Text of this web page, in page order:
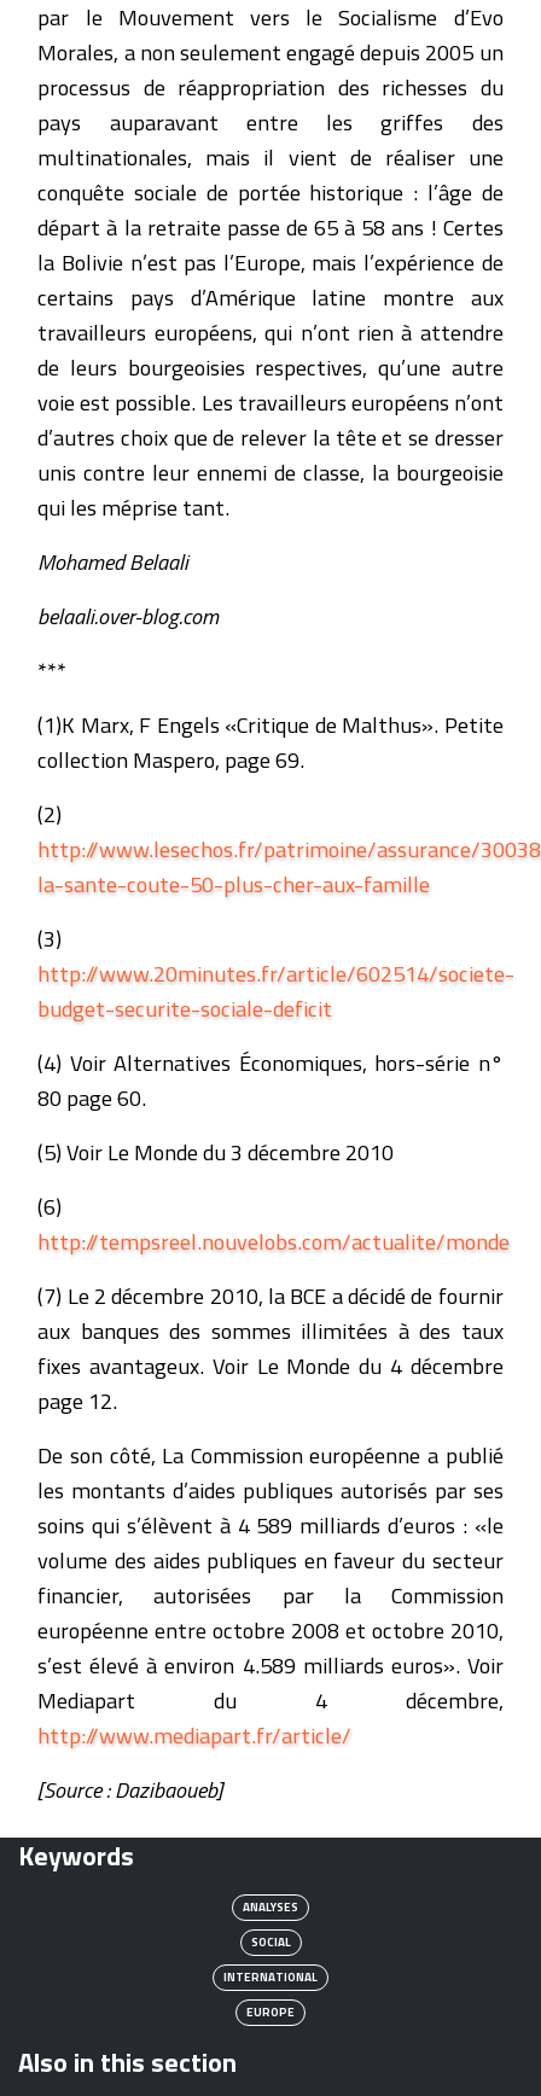
par le Mouvement vers le Socialisme d’Evo
Morales, a non seulement engagé depuis 2005 un
processus de réappropriation des richesses du
pays auparavant entre les griffes des
multinationales, mais il vient de réaliser une
conquête sociale de portée historique : l’âge de
départ à la retraite passe de 65 à 58 ans ! Certes
la Bolivie n’est pas l’Europe, mais l’expérience de
certains pays d’Amérique latine montre aux
travailleurs européens, qui n’ont rien à attendre
de leurs bourgeoisies respectives, qu’une autre
voie est possible. Les travailleurs européens n’ont
d’autres choix que de relever la tête et se dresser
unis contre leur ennemi de classe, la bourgeoisie
qui les méprise tant.
Mohamed Belaali
belaali.over-blog.com
***
(1)K Marx, F Engels «Critique de Malthus». Petite
collection Maspero, page 69.
(2)
http://www.lesechos.fr/patrimoine/assurance/
la-sante-coute-50-plus-cher-aux-famille
(3)
http://www.20minutes.fr/article/602514/societe-
budget-securite-sociale-deficit
(4) Voir Alternatives Économiques, hors-série n°
80 page 60.
(5) Voir Le Monde du 3 décembre 2010
(6)
http://tempsreel.nouvelobs.com/actualite/monde
(7) Le 2 décembre 2010, la BCE a décidé de fournir
aux banques des sommes illimitées à des taux
fixes avantageux. Voir Le Monde du 4 décembre
page 12.
De son côté, La Commission européenne a publié
les montants d’aides publiques autorisés par ses
soins qui s’élèvent à 4 589 milliards d’euros : «le
volume des aides publiques en faveur du secteur
financier, autorisées par la Commission
européenne entre octobre 2008 et octobre 2010,
s’est élevé à environ 4.589 milliards euros». Voir
Mediapart du 4 décembre,
http://www.mediapart.fr/article/
[Source : Dazibaoueb]
Keywords
ANALYSES
SOCIAL
INTERNATIONAL
EUROPE
Also in this section